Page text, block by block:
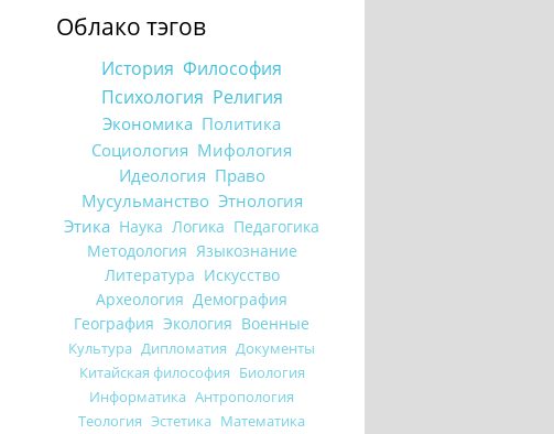
Облако тэгов
История Философия
Психология Религия
Экономика Политика
Социология Мифология
Идеология Право
Мусульманство Этнология
Этика Наука Логика Педагогика
Методология Языкознание
Литература Искусство
Археология Демография
География Экология Военные
Культура Дипломатия Документы
Китайская философия Биология
Информатика Антропология
Теология Эстетика Математика